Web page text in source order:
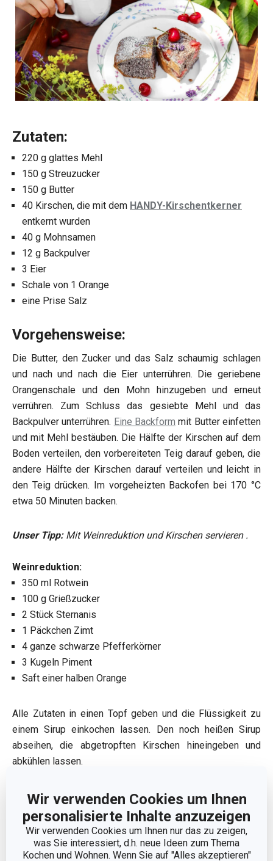
Wir verwenden Cookies um Ihnen
personalisierte Inhalte anzuzeigen
Wir verwenden Cookies um Ihnen nur das zu zeigen,
was Sie interessiert, d.h. neue Ideen zum Thema
Kochen und Wohnen. Wenn Sie auf "Alles akzeptieren"
Zutaten:
220 g glattes Mehl
150 g Streuzucker
150 g Butter
40 Kirschen, die mit dem HANDY-Kirschentkerner
entkernt wurden
40 g Mohnsamen
12 g Backpulver
3 Eier
Schale von 1 Orange
eine Prise Salz
Vorgehensweise:
Die Butter, den Zucker und das Salz schaumig schlagen
und nach und nach die Eier unterrühren. Die geriebene
Orangenschale und den Mohn hinzugeben und erneut
verrühren. Zum Schluss das gesiebte Mehl und das
Backpulver unterrühren. Eine Backform mit Butter einfetten
und mit Mehl bestäuben. Die Hälfte der Kirschen auf dem
Boden verteilen, den vorbereiteten Teig darauf geben, die
andere Hälfte der Kirschen darauf verteilen und leicht in
den Teig drücken. Im vorgeheizten Backofen bei 170 °C
etwa 50 Minuten backen.
Unser Tipp:Mit Weinreduktion und Kirschen servieren .
Weinreduktion:
350 ml Rotwein
100 g Grießzucker
2 Stück Sternanis
1 Päckchen Zimt
4 ganze schwarze Pfefferkörner
3 Kugeln Piment
Saft einer halben Orange
Alle Zutaten in einen Topf geben und die Flüssigkeit zu
einem Sirup einkochen lassen. Den noch heißen Sirup
abseihen, die abgetropften Kirschen hineingeben und
abkühlen lassen.
Was nützlich sein könnte: